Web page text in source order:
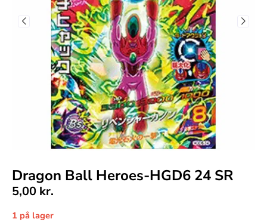
Dragon Ball Heroes-HGD6 24 SR
5,00 kr.
1 på lager